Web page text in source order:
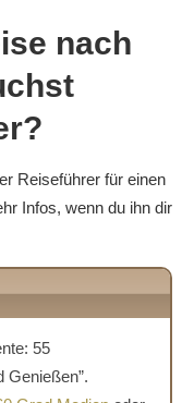
nach
Reiseführer für einen
Infos, wenn du ihn dir
55
Genießen”.